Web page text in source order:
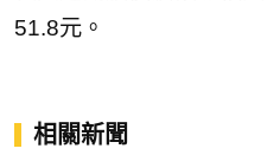
51.8元。
相關新聞